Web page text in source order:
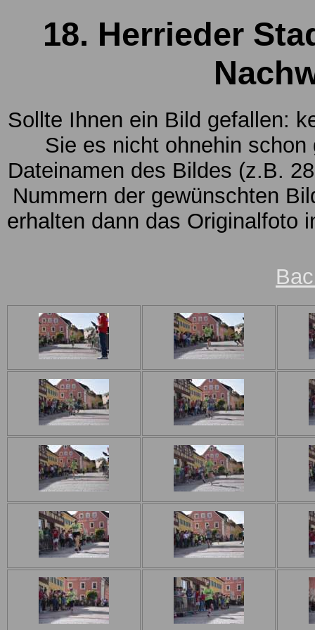
18. Herrieder
Sollte Ihnen ein Bild gefallen:
Sie es nicht ohnehin
Dateinamen des Bildes (z.B.
Nummern der gewünschten
erhalten dann das Originalfoto